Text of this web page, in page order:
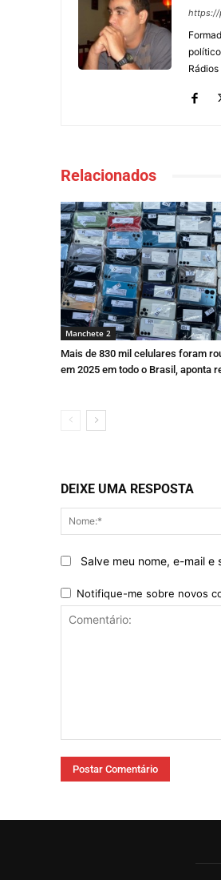
https://
Relacionados
Manchete 2
Mais de 830 mil celulares foram
em 2025 em todo o Brasil, aponta
DEIXE UMA RESPOSTA
Salve meu nome, e-mail
Notifique-me sobre novos